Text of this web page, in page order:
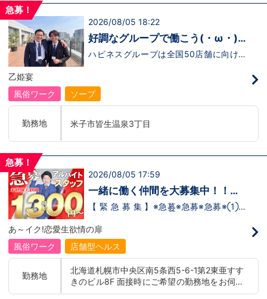
新人キャストさんにお仕事を教えるアドバ
は年功序列ではなく実力主義です。 頑張
り次第でいくらでも店長や幹部枠への昇格
が可能なんです！力のある方には必要な席
をしっかりご用意できる環境ですのでご安
水戸：水戸駅からバス5分 北海道 札幌：すす
きの駅から徒歩5分 中国・四国 鳥取：米子市
皆生温泉 愛媛：松山道後温泉 九州・沖縄 福
岡：中洲川端駅から徒歩8分 沖縄：那覇市※出
店準備中 他にも続々出店予定 遠方からのご応
急募！
2026/08/05 18:22
好調なグループで働こう(・ω・)
ノ
ハピネスグループは全国50店舗に向けて
有！！ つまり・・・ハピネスグループの
中でも、今！1番役職に就けるチャンスが
「今」入社するべきじゃないです
か！？！？ のし上がりたいなら、このビ
ッグチャンス見逃さないでください！！チ
か？？当グループは年功序列ではなく実力
や幹部枠への昇格が可能なんです！力のあ
る方には必要な席をしっかりご用意できる
環境ですのでご安心ください。実際に入社
後、最短で8ヶ月で店長になった先輩もい
んか！？ 勿論、男性だけではなく女性も
活躍中。ハピネスグループ初の女性店長だ
って目指せます。それでもまだ迷ってるっ
て方は是非オフィシャルサイトをご覧下さ
お手数ですがコピー＆ペーストしてURLを
開いていただければです。先輩のインタビ
ュー動画など、アナタが一歩踏み出すキッ
乙姫宴
風俗ワーク
ソープ
勤務地 米子市皆生温泉3丁目
急募！
2026/08/05 17:59
一緒に働く仲間を大募集中！！
【アルバイト・送迎ドライバー急
【 緊 急 募 集 】※急募※急募※急募※①ス
バー！店舗間5分程度お客様を送迎するだ
け！時給：①1,300円～②1,100円～勤務
時間：①早番：8:00～18:00 （食事休憩
あり：実働9時間） 遅番：16:00～翌
日祝日の日中(9時～16時位まで)、平日夜
(夕方～24時位まで)※ご希望があれば、そ
の他のシフト調整も可能です。お気軽にご
あ～イク!恋愛生欲情の扉
風俗ワーク
店舗型ヘルス
勤務地
北海道札幌市中央区南5条西5-6-1第2東亜すす
きのビル8F 面接時にご希望の勤務地をお伺い
し、配属店舗を決定いたします。 入社後の転